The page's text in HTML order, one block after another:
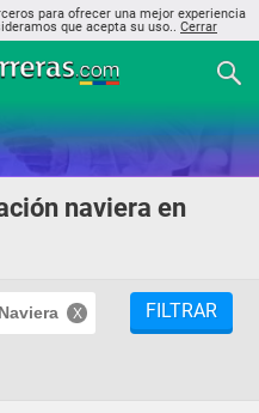
para ofrecer una mejor experiencia
que acepta su uso.. Cerrar
naviera en
FILTRAR